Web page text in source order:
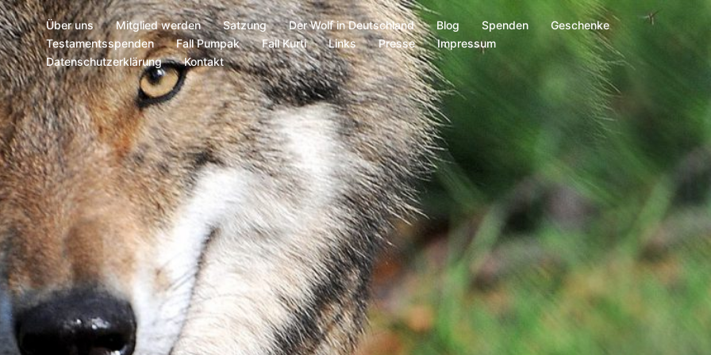
Über uns Mitglied werden Satzung Der Wolf in Deutschland Blog Spenden
Geschenke
Testamentsspenden
Fall Pumpak Fall Kurti Links Presse
Impressum
Datenschutzerklärung
Kontakt